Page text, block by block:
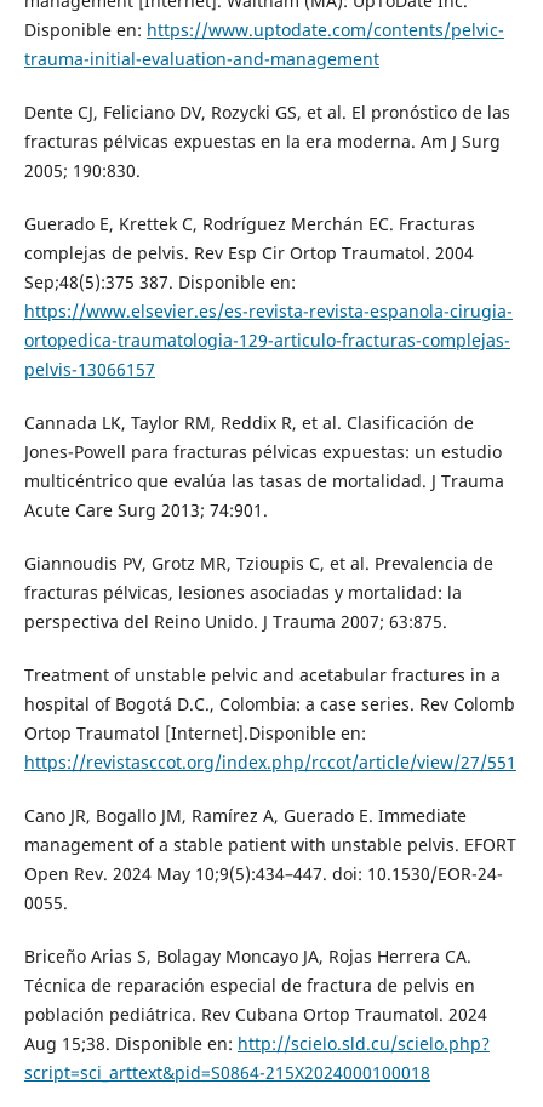
Disponible en: https://www.uptodate.com/contents/pelvic-
trauma-initial-evaluation-and-management
Dente CJ, Feliciano DV, Rozycki GS, et al. El pronóstico de las
fracturas pélvicas expuestas en la era moderna. Am J Surg
2005; 190:830.
Guerado E, Krettek C, Rodríguez Merchán EC. Fracturas
complejas de pelvis. Rev Esp Cir Ortop Traumatol. 2004
Sep;48(5):375 387. Disponible en:
https://www.elsevier.es/es-revista-revista-espanola-cirugia-
ortopedica-traumatologia-129-articulo-fracturas-complejas-
pelvis-13066157
Cannada LK, Taylor RM, Reddix R, et al. Clasificación de
Jones-Powell para fracturas pélvicas expuestas: un estudio
multicéntrico que evalúa las tasas de mortalidad. J Trauma
Acute Care Surg 2013; 74:901.
Giannoudis PV, Grotz MR, Tzioupis C, et al. Prevalencia de
fracturas pélvicas, lesiones asociadas y mortalidad: la
perspectiva del Reino Unido. J Trauma 2007; 63:875.
Treatment of unstable pelvic and acetabular fractures in a
hospital of Bogotá D.C., Colombia: a case series. Rev Colomb
Ortop Traumatol [Internet].Disponible en:
https://revistasccot.org/index.php/rccot/article/view/27/551
Cano JR, Bogallo JM, Ramírez A, Guerado E. Immediate
management of a stable patient with unstable pelvis. EFORT
Open Rev. 2024 May 10;9(5):434–447. doi: 10.1530/EOR-24-
0055.
Briceño Arias S, Bolagay Moncayo JA, Rojas Herrera CA.
Técnica de reparación especial de fractura de pelvis en
población pediátrica. Rev Cubana Ortop Traumatol. 2024
Aug 15;38. Disponible en: http://scielo.sld.cu/scielo.php?
script=sci_arttext&pid=S0864-215X2024000100018